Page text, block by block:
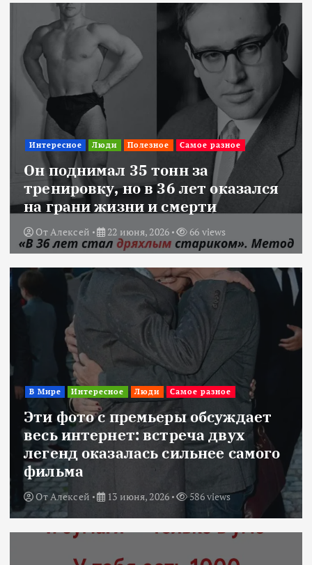
Интересное Люди Полезное Самое разное
Он поднимал 35 тонн за
тренировку, но в 36 лет оказался
на грани жизни и смерти
ОтАлексей 22 июня, 2026 66 views
В Мире Интересное Люди Самое разное
Эти фото с премьеры обсуждает
весь интернет: встреча двух
легенд оказалась сильнее самого
фильма
ОтАлексей 13 июня, 2026 586 views